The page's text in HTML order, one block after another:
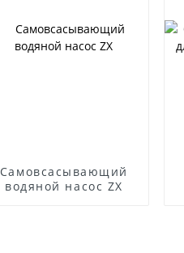
Самовсасывающий
водяной насос ZX